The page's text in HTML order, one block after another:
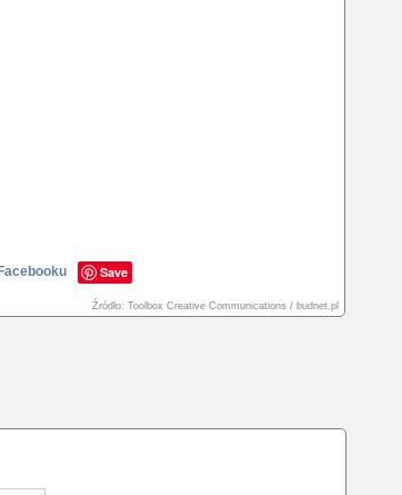
Save
Źródło: Toolbox Creative Communications / budnet.pl